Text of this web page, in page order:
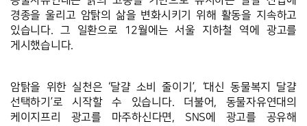
경종을 울리고 암탉의 삶을 변화시키기 위해 활동을 지속하고
있습니다. 그 일환으로 12월에는 서울 지하철 역에 광고를
게시했습니다.
암탉을 위한 실천은 ‘달걀 소비 줄이기’, ‘대신 동물복지 달걀
선택하기’로 시작할 수 있습니다. 더불어, 동물자유연대의
케이지프리 광고를 마주하신다면, SNS에 광고를 공유해